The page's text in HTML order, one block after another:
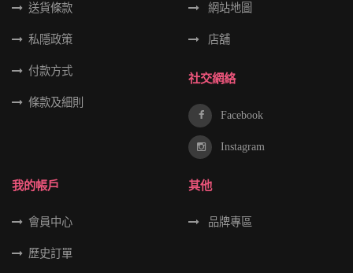
送貨條款
私隱政策
付款方式
條款及細則
網站地圖
店舖
社交網絡
Facebook
Instagram
我的帳戶
會員中心
歷史訂單
其他
品牌專區